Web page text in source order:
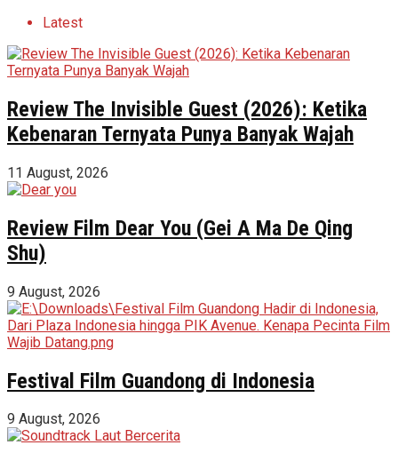
Latest
Review The Invisible Guest (2026): Ketika
Kebenaran Ternyata Punya Banyak Wajah
11 August, 2026
Review Film Dear You (Gei A Ma De Qing
Shu)
9 August, 2026
Festival Film Guandong di Indonesia
9 August, 2026